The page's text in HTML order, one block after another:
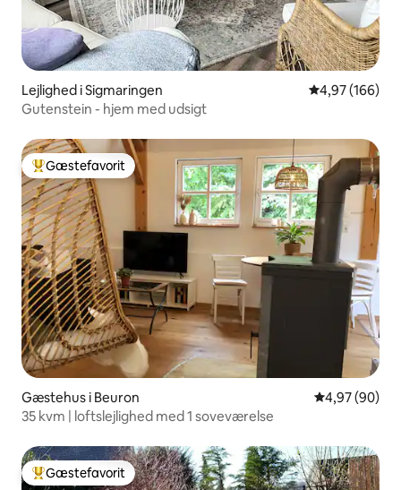
Lejlighed i Sigmaringen 4,97 ud af 5 i
4,97 (166)
Gutenstein - hjem med udsigt
Bedste gæstefavorit
Gæstefavorit
Gæstehus i Beuron 4,97 ud af 5 i
4,97 (90)
35 kvm | loftslejlighed med 1 soveværelse
Bedste gæstefavorit
Gæstefavorit